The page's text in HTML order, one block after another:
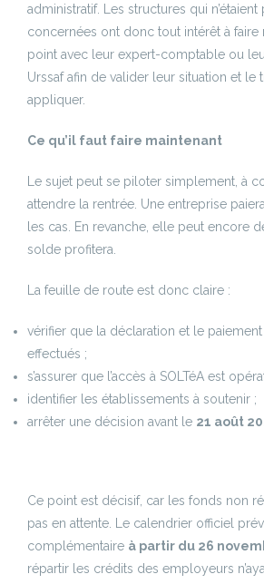
administratif. Les structures qui n’étaient
concernées ont donc tout intérêt à faire
point avec leur expert-comptable ou
Urssaf afin de valider leur situation et le
appliquer.
Ce qu’il faut faire maintenant
Le sujet peut se piloter simplement, à
attendre la rentrée. Une entreprise
les cas. En revanche, elle peut encore
solde profitera.
La feuille de route est donc claire :
vérifier que la déclaration et le
effectués ;
s’assurer que l’accès à SOLTéA est
identifier les établissements à soutenir ;
arrêter une décision avant le 21 août
Ce point est décisif, car les fonds non
pas en attente. Le calendrier officiel
complémentaire à partir du 26
répartir les crédits des employeurs